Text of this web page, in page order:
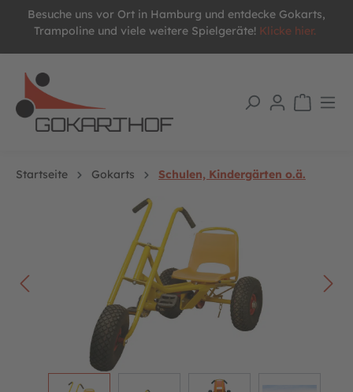
springen
Besuche uns vor Ort in Hamburg und entdecke Gokarts,
Trampoline und viele weitere Spielgeräte! Klicke hier.
Startseite Gokarts
Schulen, Kindergärten o.ä.
Bildergalerie überspringen